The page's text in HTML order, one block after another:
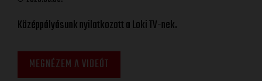
Középpályásunk nyilatkozott a Loki TV-nek.
MEGNÉZEM A VIDEÓT